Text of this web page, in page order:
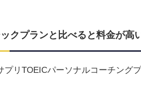
クプランと比べると料金が高
プリTOEICパーソナルコーチング